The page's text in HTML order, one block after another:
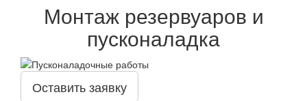
Монтаж резервуаров и
пусконаладка
Оставить заявку